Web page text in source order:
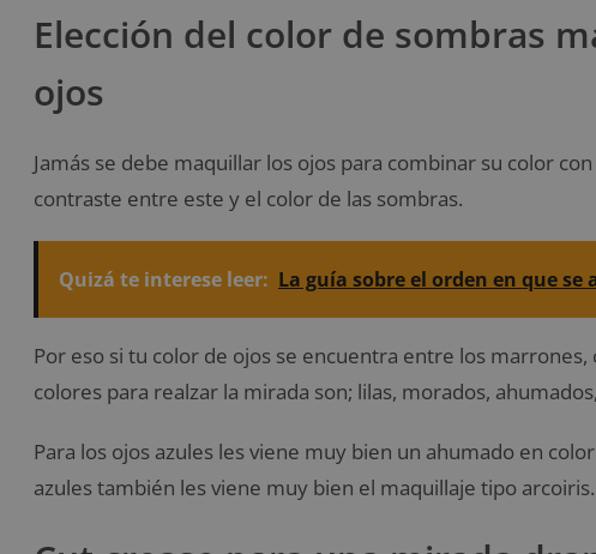
Elección del color de sombras
ojos
Jamás se debe maquillar los ojos para combinar su color
contraste entre este y el color de las sombras.
Quizá te interese leer: La guía sobre el orden en que
Por eso si tu color de ojos se encuentra entre los
colores para realzar la mirada son; lilas, morados,
Para los ojos azules les viene muy bien un ahumado en
azules también les viene muy bien el maquillaje tipo arcoiris.